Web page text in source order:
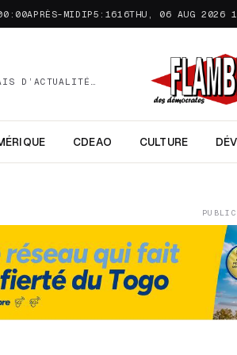
MIDIP5:1616THU, 06 AUG 2026
D’ACTUALITÉ…
CDEAO CULTURE